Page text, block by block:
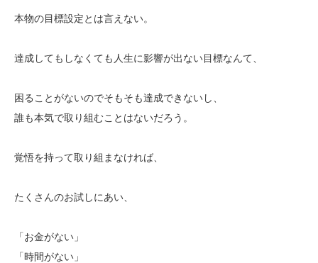
本物の目標設定とは言えない。
達成してもしなくても人生に影響が出ない目標なんて、
困ることがないのでそもそも達成できないし、
誰も本気で取り組むことはないだろう。
覚悟を持って取り組まなければ、
たくさんのお試しにあい、
「お金がない」
「時間がない」